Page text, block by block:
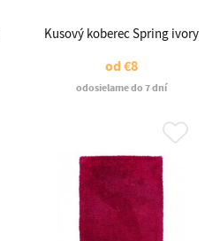
Kusový koberec Spring ivory
od€8
odosielame do 7 dní